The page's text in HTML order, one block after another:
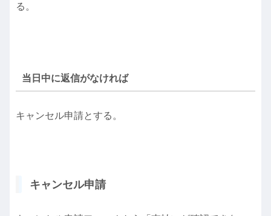
る。
当日中に返信がなければ
キャンセル申請とする。
キャンセル申請